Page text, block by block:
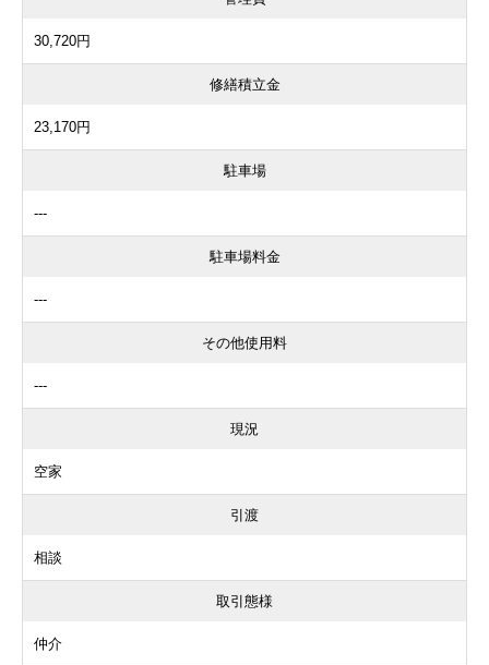
30,720円
修繕積立金
23,170円
駐車場
---
駐車場料金
---
その他使用料
---
現況
空家
引渡
相談
取引態様
仲介